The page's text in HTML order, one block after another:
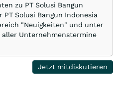
zu PT Solusi Bangun
Solusi Bangun Indonesia
"Neuigkeiten" und unter
Unternehmenstermine
Jetzt mitdiskutieren